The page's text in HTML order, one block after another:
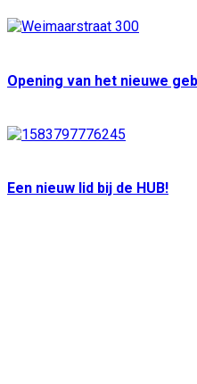
Opening van het nieuwe
Een nieuw lid bij de HUB!